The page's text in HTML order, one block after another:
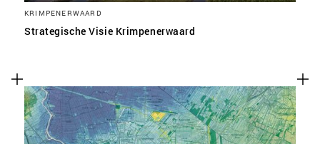
KRIMPENERWAARD
Strategische Visie Krimpenerwaard